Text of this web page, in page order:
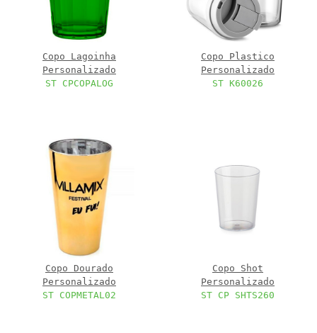
Copo Lagoinha
Personalizado
ST CPCOPALOG
Copo Plastico
Personalizado
ST K60026
Copo Dourado
Personalizado
ST COPMETAL02
Copo Shot
Personalizado
ST CP SHTS260